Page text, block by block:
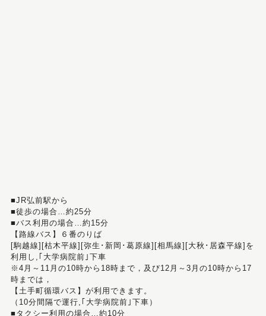
■JR弘前駅から
■徒歩の場合…約25分
■バス利用の場合…約15分
【路線バス】６番のりば
[駒越線][枯木平線][弥生･新岡･葛原線][相馬線][大秋･居森平線]を
利用し,｢大学病院前｣下車
※4月～11月の10時から18時まで，及び12月～3月の10時から17
時までは，
【土手町循環バス】が利用できます。
（10分間隔で運行,｢大学病院前｣下車）
■タクシー利用の場合…約10分